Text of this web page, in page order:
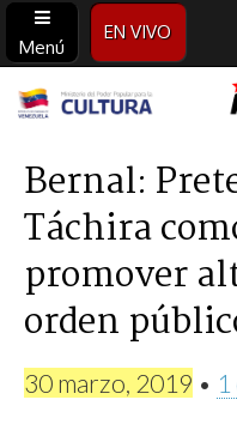
Menú
EN VIVO
Alba
Ciudad
96.3
FM
Bernal:
Táchira
promover
orden
30 marzo, 2019 •